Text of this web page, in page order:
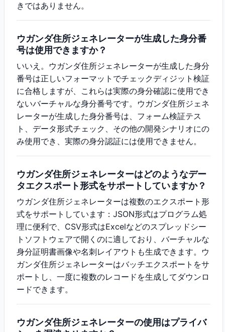
きではありません。
ウガンダ住所ジェネレーターが生成した身分番
号は使用できますか？
いいえ。ウガンダ住所ジェネレーターが生成した身分
番号は正しいフォーマットでチェックディジット検証
に合格しますが、これらは実際の身分確認に使用でき
ないバーチャルな身分番号です。ウガンダ住所ジェネ
レーターが生成した身分番号は、フォーム検証テス
ト、データ形式チェック、その他の開発シナリオにの
み使用でき、実際の身分認証には使用できません。
ウガンダ住所ジェネレーターはどのようなデー
タエクスポート形式をサポートしていますか？
ウガンダ住所ジェネレーターは複数のエクスポート形
式をサポートしています：JSON形式はプログラム処
理に便利で、CSV形式はExcelなどのスプレッドシー
トソフトウェアで開くのに適しており、バーチャルな
身分証明書画像や名刺レイアウトも生成できます。ウ
ガンダ住所ジェネレーターはバッチエクスポートをサ
ポートし、一度に複数のレコードを生成してダウンロ
ードできます。
ウガンダ住所ジェネレーターの使用はプライバ